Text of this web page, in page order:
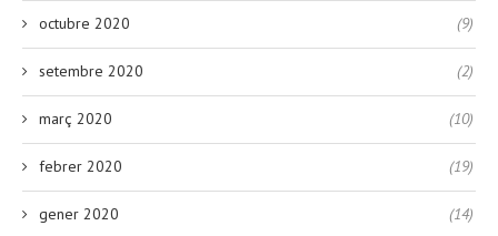
octubre 2020 (9)
setembre 2020 (2)
març 2020 (10)
febrer 2020 (19)
gener 2020 (14)